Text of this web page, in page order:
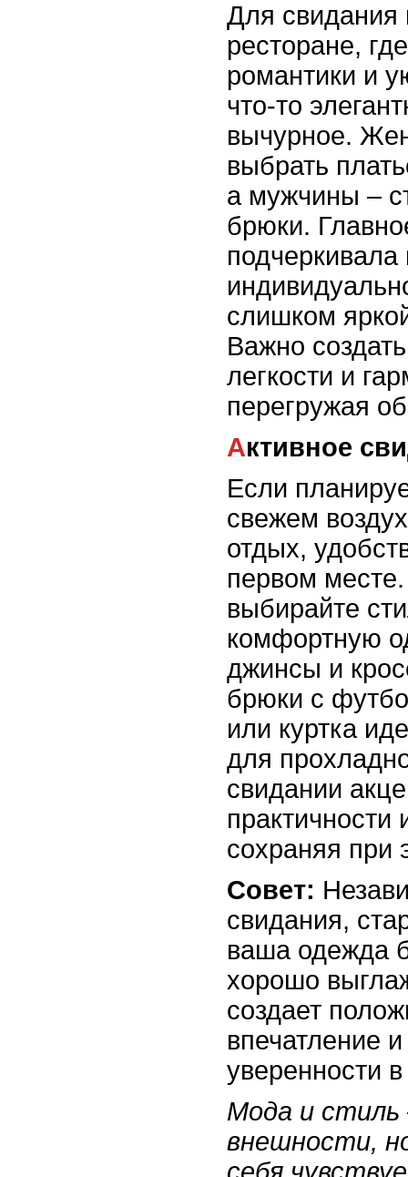
Для свидания
ресторане,
романтики и
что-то
вычурное.
выбрать
а мужчины –
брюки.
слишком
Важно
легкости и
перегружая
Активное
Если
свежем
отдых,
первом
выбирайте
комфортную
джинсы и
брюки с
или куртка
для
свидании
сохраняя при
Совет:
свидания,
ваша одежда
хорошо
создает
впечатление
уверенности
Мода и стиль
внешности,